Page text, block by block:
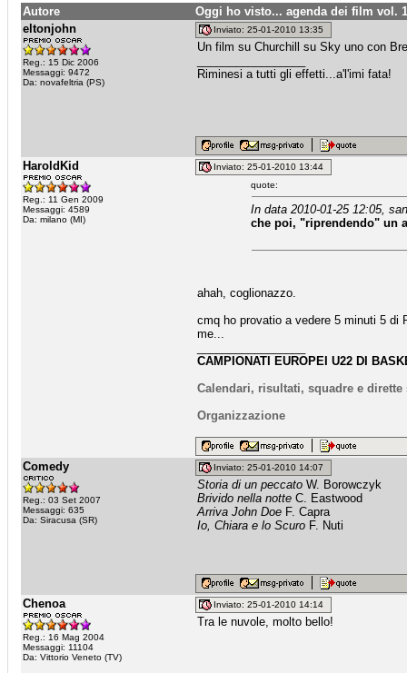
Autore
Oggi ho visto... agenda dei film vol.
eltonjohn
Reg.: 15 Dic 2006
Messaggi: 9472
Da: novafeltria (PS)
Inviato: 25-01-2010 13:35
Un film su Churchill su Sky uno con
Riminesi a tutti gli effetti...a'l'imi fata!
HaroldKid
Reg.: 11 Gen 2009
Messaggi: 4589
Da: milano (MI)
Inviato: 25-01-2010 13:44
quote:
In data 2010-01-25 12:05,
che poi, "riprendendo" un
ahah, coglionazzo.
cmq ho provatio a vedere 5 minuti 5
me...
CAMPIONATI EUROPEI U22 DI
Calendari, risultati, squadre e dirette
Organizzazione
Comedy
Reg.: 03 Set 2007
Messaggi: 635
Da: Siracusa (SR)
Inviato: 25-01-2010 14:07
Storia di un peccato W. Borowczyk
Brivido nella notte C. Eastwood
Arriva John Doe F. Capra
Io, Chiara e lo Scuro F. Nuti
Chenoa
Reg.: 16 Mag 2004
Messaggi: 11104
Da: Vittorio Veneto (TV)
Inviato: 25-01-2010 14:14
Tra le nuvole, molto bello!